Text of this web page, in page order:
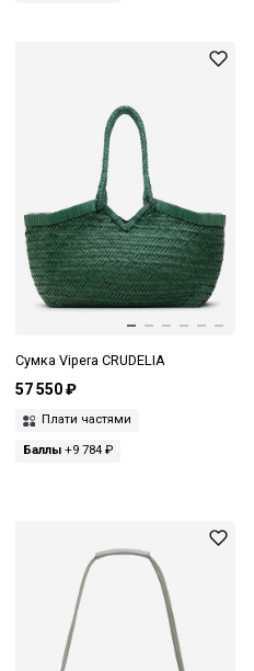
Сумка Vipera CRUDELIA
57 550 ₽
Плати частями
Баллы +9 784 ₽